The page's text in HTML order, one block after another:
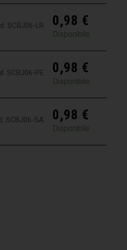
SCBJ06-LR 0,98 €
Disponibile
SCBJ06-PE 0,98 €
Disponibile
SCBJ06-SA 0,98 €
Disponibile